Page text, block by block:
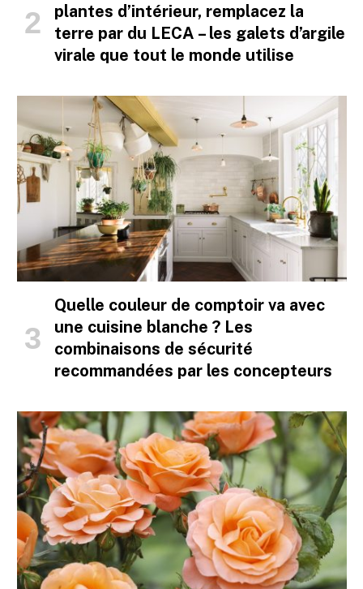
plantes d’intérieur, remplacez la
terre par du LECA – les galets d’argile
virale que tout le monde utilise
Quelle couleur de comptoir va avec
une cuisine blanche ? Les
combinaisons de sécurité
recommandées par les concepteurs